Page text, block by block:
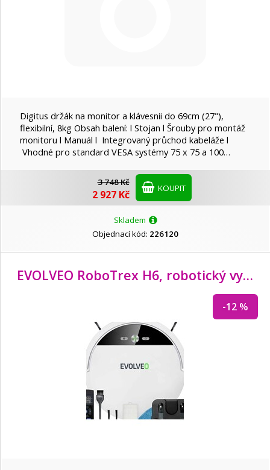
HP
iiyama
Philips
PRIMECOOLER
TB TOUCH
Viking
Digitus držák na monitor a klávesnii do 69cm (27"),
flexibilní, 8kg Obsah balení: l Stojan l Šrouby pro montáž
monitoru l Manuál l Integrovaný průchod kabeláže l
Vhodné pro standard VESA systémy 75 x 75 a 100…
3 748 Kč
2 927 Kč KOUPIT
Skladem
Objednací kód: 226120
EVOLVEO RoboTrex H6, robotický vysavač 2v1
-12 %